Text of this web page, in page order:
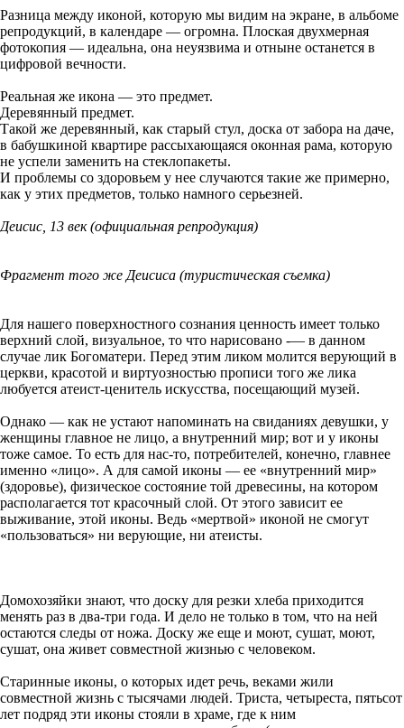
Разница между иконой, которую мы видим на экране, в альбоме
репродукций, в календаре — огромна. Плоская двухмерная
фотокопия — идеальна, она неуязвима и отныне останется в
цифровой вечности.
Реальная же икона — это предмет.
Деревянный предмет.
Такой же деревянный, как старый стул, доска от забора на даче,
в бабушкиной квартире рассыхающаяся оконная рама, которую
не успели заменить на стеклопакеты.
И проблемы со здоровьем у нее случаются такие же примерно,
как у этих предметов, только намного серьезней.
Деисис, 13 век (официальная репродукция)
Фрагмент того же Деисиса (туристическая съемка)
Для нашего поверхностного сознания ценность имеет только
верхний слой, визуальное, то что нарисовано -— в данном
случае лик Богоматери. Перед этим ликом молится верующий в
церкви, красотой и виртуозностью прописи того же лика
любуется атеист-ценитель искусства, посещающий музей.
Однако — как не устают напоминать на свиданиях девушки, у
женщины главное не лицо, а внутренний мир; вот и у иконы
тоже самое. То есть для нас-то, потребителей, конечно, главнее
именно «лицо». А для самой иконы — ее «внутренний мир»
(здоровье), физическое состояние той древесины, на котором
располагается тот красочный слой. От этого зависит ее
выживание, этой иконы. Ведь «мертвой» иконой не смогут
«пользоваться» ни верующие, ни атеисты.
Домохозяйки знают, что доску для резки хлеба приходится
менять раз в два-три года. И дело не только в том, что на ней
остаются следы от ножа. Доску же еще и моют, сушат, моют,
сушат, она живет совместной жизнью с человеком.
Старинные иконы, о которых идет речь, веками жили
совместной жизнь с тысячами людей. Триста, четыреста, пятьсот
лет подряд эти иконы стояли в храме, где к ним